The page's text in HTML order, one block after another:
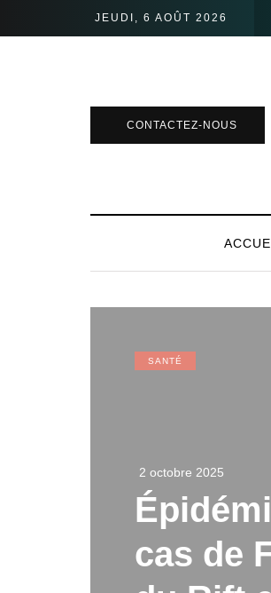
JEUDI, 6 AOÛT 2026
CONTACTEZ-NOUS
SANTÉ
2 octobre 2025
cas de